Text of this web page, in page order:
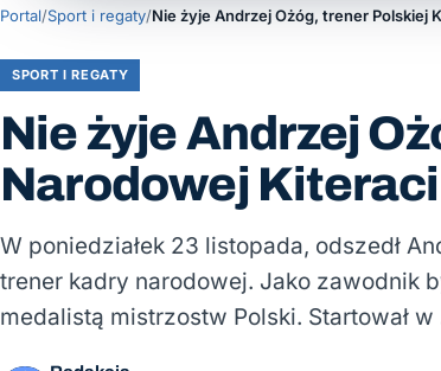
Portal/Sport i regaty/
SPORT I REGATY
Nie żyje Andrzej
Narodowej
W poniedziałek 23 listopada, odszedł
trener kadry narodowej. Jako zawodnik
medalistą mistrzostw Polski. Startował